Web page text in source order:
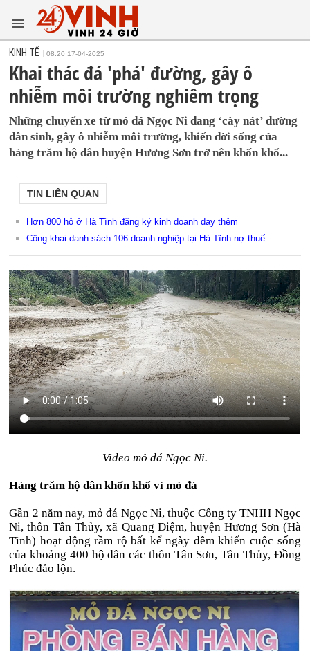
KINH TẾ 08:20 17-04-2025
Khai thác đá 'phá' đường, gây ô
nhiễm môi trường nghiêm trọng
Những chuyến xe từ mỏ đá Ngọc Ni đang ‘cày nát’ đường
dân sinh, gây ô nhiễm môi trường, khiến đời sống của
hàng trăm hộ dân huyện Hương Sơn trở nên khốn khổ...
TIN LIÊN QUAN
Hơn 800 hộ ở Hà Tĩnh đăng ký kinh doanh dạy thêm
Công khai danh sách 106 doanh nghiệp tại Hà Tĩnh nợ thuế
Video mỏ đá Ngọc Ni.
Hàng trăm hộ dân khốn khổ vì mỏ đá
Gần 2 năm nay, mỏ đá Ngọc Ni, thuộc Công ty TNHH Ngọc
Ni, thôn Tân Thủy, xã Quang Diệm, huyện Hương Sơn (Hà
Tĩnh) hoạt động rầm rộ bất kể ngày đêm khiến cuộc sống
của khoảng 400 hộ dân các thôn Tân Sơn, Tân Thủy, Đồng
Phúc đảo lộn.